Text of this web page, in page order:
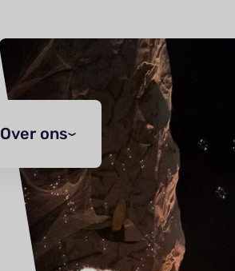
Over ons